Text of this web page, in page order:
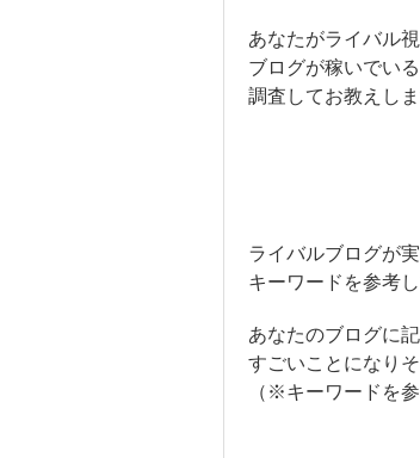
あなたがライバル
ブログが稼いでい
調査してお教えしま
ライバルブログが
キーワードを参考し
あなたのブログに
すごいことになり
（※キーワードを